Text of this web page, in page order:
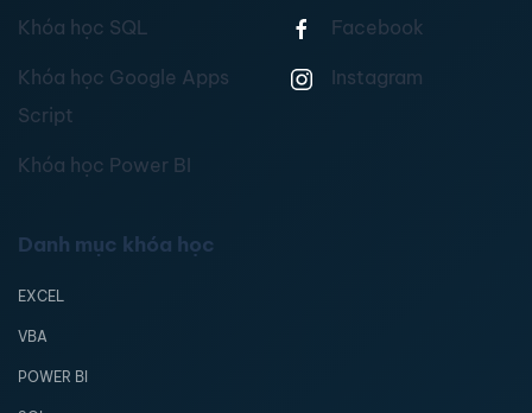
Khóa học SQL
Khóa học Google Apps
Script
Khóa học Power BI
Facebook
Instagram
Danh mục khóa học
EXCEL
VBA
POWER BI